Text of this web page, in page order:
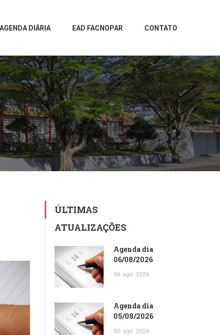
AGENDA DIÁRIA EAD FACNOPAR CONTATO
ÚLTIMAS
ATUALIZAÇÕES
Agenda dia
06/08/2026
06 ago 2026
Agenda dia
05/08/2026
05 ago 2026